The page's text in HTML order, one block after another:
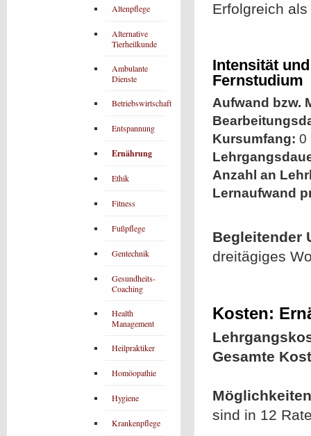
Erfolgreich
Intensität
Fernstudium
Aufwand bzw.
Kursumfang: 0
Anzahl an
Lernaufwand
Begleitender
dreitägiges
Kosten:
Gesamte
sind in 12
Altenpflege
Alternative
Tierheilkunde
Ambulante
Dienste
Betriebswirtschaft
Entspannung
Ernährung
Ethik
Fitness
Fußpflege
Gentechnik
Gesundheits-
Coaching
Health
Management
Heilpraktiker
Homöopathie
Hygiene
Krankenpflege